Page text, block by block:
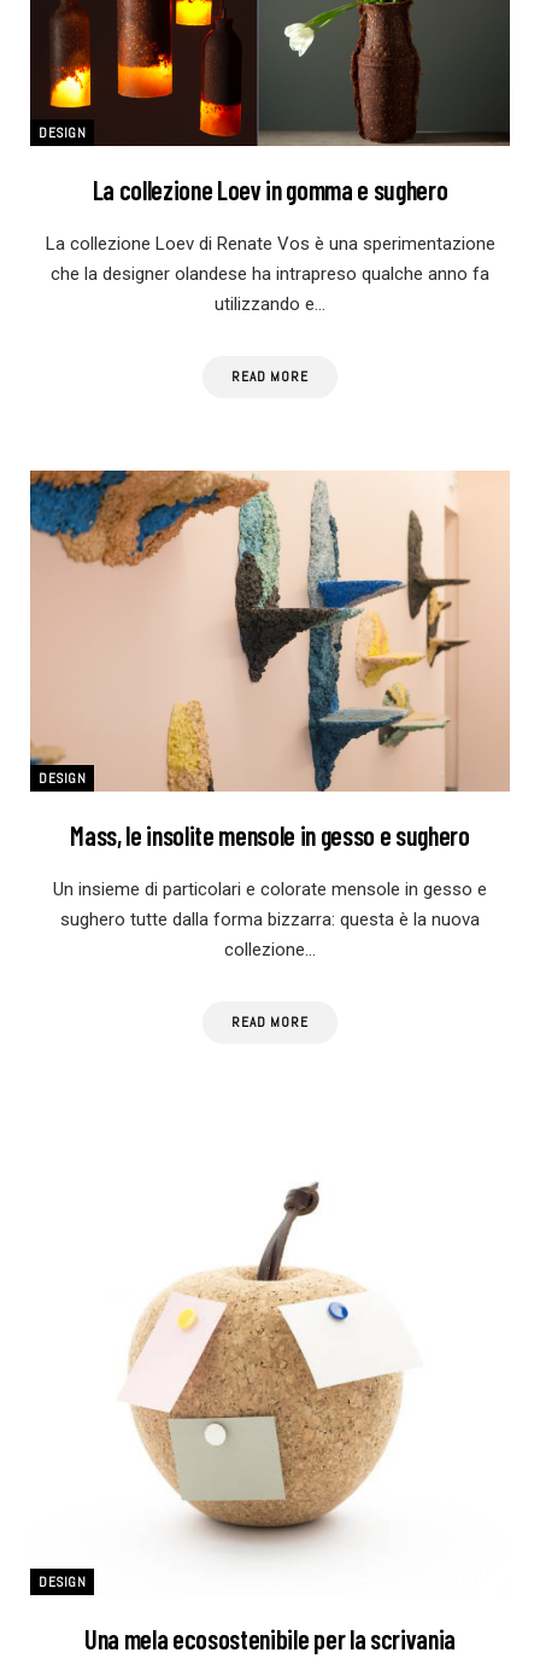
DESIGN
La collezione Loev in gomma e sughero
La collezione Loev di Renate Vos è una sperimentazione
che la designer olandese ha intrapreso qualche anno fa
utilizzando e…
READ MORE
DESIGN
Mass, le insolite mensole in gesso e sughero
Un insieme di particolari e colorate mensole in gesso e
sughero tutte dalla forma bizzarra: questa è la nuova
collezione…
READ MORE
DESIGN
Una mela ecosostenibile per la scrivania